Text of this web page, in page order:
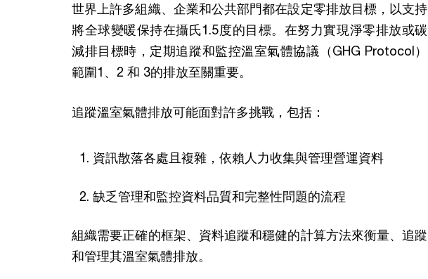
世界上許多組織、企業和公共部門都在設定零排放目標，以支持
將全球變暖保持在攝氏1.5度的目標。在努力實現淨零排放或碳
減排目標時，定期追蹤和監控溫室氣體協議（GHG Protocol）
範圍1、2 和 3的排放至關重要。
追蹤溫室氣體排放可能面對許多挑戰，包括：
資訊散落各處且複雜，依賴人力收集與管理營運資料
缺乏管理和監控資料品質和完整性問題的流程
組織需要正確的框架、資料追蹤和穩健的計算方法來衡量、追蹤
和管理其溫室氣體排放。